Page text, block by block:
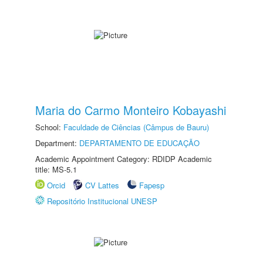
Maria do Carmo Monteiro Kobayashi
School: Faculdade de Ciências (Câmpus de Bauru)
Department: DEPARTAMENTO DE EDUCAÇÃO
Academic Appointment Category: RDIDP Academic
title: MS-5.1
Orcid
CV Lattes
Fapesp
Repositório Institucional UNESP